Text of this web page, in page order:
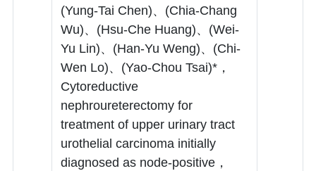
(Yung-Tai Chen)、(Chia-Chang
Wu)、(Hsu-Che Huang)、(Wei-
Yu Lin)、(Han-Yu Weng)、(Chi-
Wen Lo)、(Yao-Chou Tsai)*，
Cytoreductive
nephroureterectomy for
treatment of upper urinary tract
urothelial carcinoma initially
diagnosed as node-positive，